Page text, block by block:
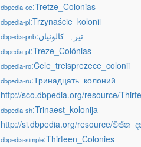
dbpedia-oc:Tretze_Colonias
dbpedia-pl:Trzynaście_kolonii
dbpedia-pnb :تیرہ_کالونیاں
dbpedia-pt:Treze_Colônias
dbpedia-ro:Cele_treisprezece_colonii
dbpedia-ru:Тринадцать_колоний
http://sco.dbpedia.org/resource/
dbpedia-sh:Trinaest_kolonija
http://si.dbpedia.org/resource/
dbpedia-simple:Thirteen_Colonies